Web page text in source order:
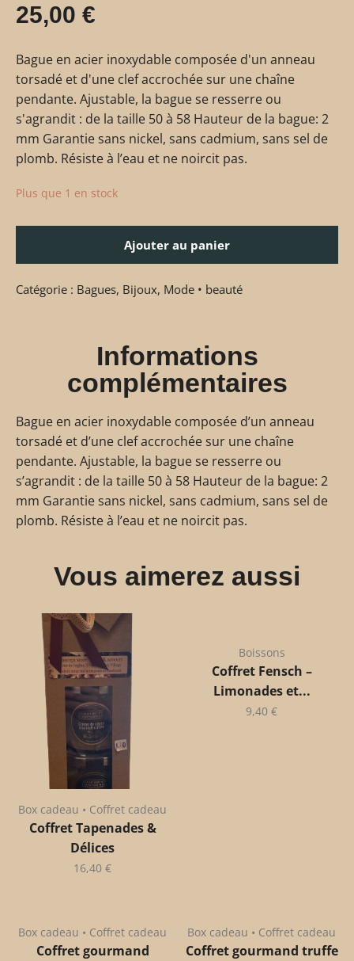
25,00 €
Bague en acier inoxydable composée d'un anneau
torsadé et d'une clef accrochée sur une chaîne
pendante. Ajustable, la bague se resserre ou
s'agrandit : de la taille 50 à 58 Hauteur de la bague: 2
mm Garantie sans nickel, sans cadmium, sans sel de
plomb. Résiste à l’eau et ne noircit pas.
Plus que 1 en stock
Ajouter au panier
Catégorie : Bagues, Bijoux, Mode • beauté
Informations
complémentaires
Bague en acier inoxydable composée d’un anneau
torsadé et d’une clef accrochée sur une chaîne
pendante. Ajustable, la bague se resserre ou
s’agrandit : de la taille 50 à 58 Hauteur de la bague: 2
mm Garantie sans nickel, sans cadmium, sans sel de
plomb. Résiste à l’eau et ne noircit pas.
Vous aimerez aussi
Box cadeau • Coffret cadeau
Coffret Tapenades &
Délices
16,40 €
Boissons
Coffret Fensch –
Limonades et...
9,40 €
Box cadeau • Coffret cadeau
Coffret gourmand
Box cadeau • Coffret cadeau
Coffret gourmand truffe